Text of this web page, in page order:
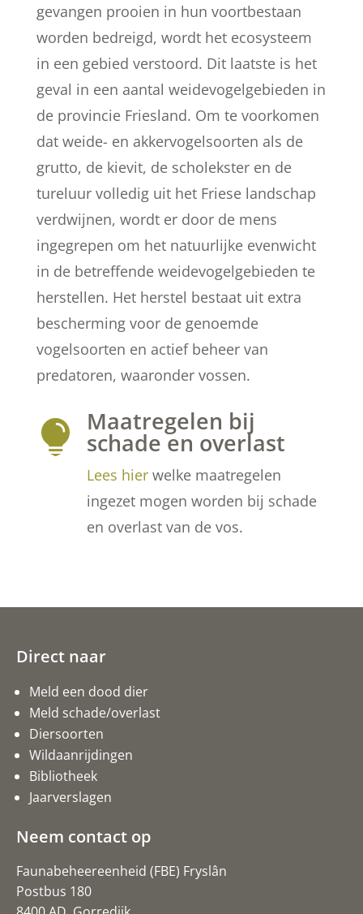
gevangen prooien in hun voortbestaan
worden bedreigd, wordt het ecosysteem
in een gebied verstoord. Dit laatste is het
geval in een aantal weidevogelgebieden in
de provincie Friesland. Om te voorkomen
dat weide- en akkervogelsoorten als de
grutto, de kievit, de scholekster en de
tureluur volledig uit het Friese landschap
verdwijnen, wordt er door de mens
ingegrepen om het natuurlijke evenwicht
in de betreffende weidevogelgebieden te
herstellen. Het herstel bestaat uit extra
bescherming voor de genoemde
vogelsoorten en actief beheer van
predatoren, waaronder vossen.
 Maatregelen bij
schade en overlast
Lees hierwelke maatregelen
ingezet mogen worden bij schade
en overlast van de vos.
Direct naar
Meld een dood dier
Meld schade/overlast
Diersoorten
Wildaanrijdingen
Bibliotheek
Jaarverslagen
Neem contact op
Faunabeheereenheid (FBE) Fryslân
Postbus 180